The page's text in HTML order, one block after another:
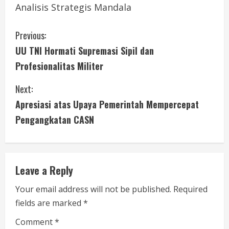
Analisis Strategis Mandala
C
o
n
t
i
n
u
e
R
Previous:
UU TNI Hormati Supremasi Sipil dan
Profesionalitas Militer
Next:
Apresiasi atas Upaya Pemerintah Mempercepat
Pengangkatan CASN
Leave a Reply
Your email address will not be published. Required
fields are marked *
Comment*